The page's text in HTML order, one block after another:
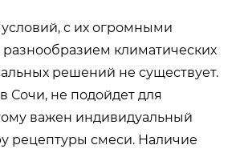
с их огромными
климатических
решений не существует.
Сочи, не подойдет для
важен индивидуальный
рецептуры смеси. Наличие